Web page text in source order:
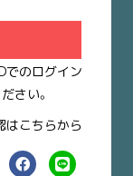
でのログイン
さい。
はこちらから